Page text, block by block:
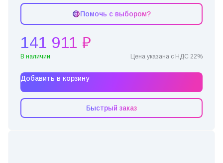
Помочь с выбором?
141 911 ₽
В наличии Цена указана с НДС 22%
Добавить в корзину
Быстрый заказ